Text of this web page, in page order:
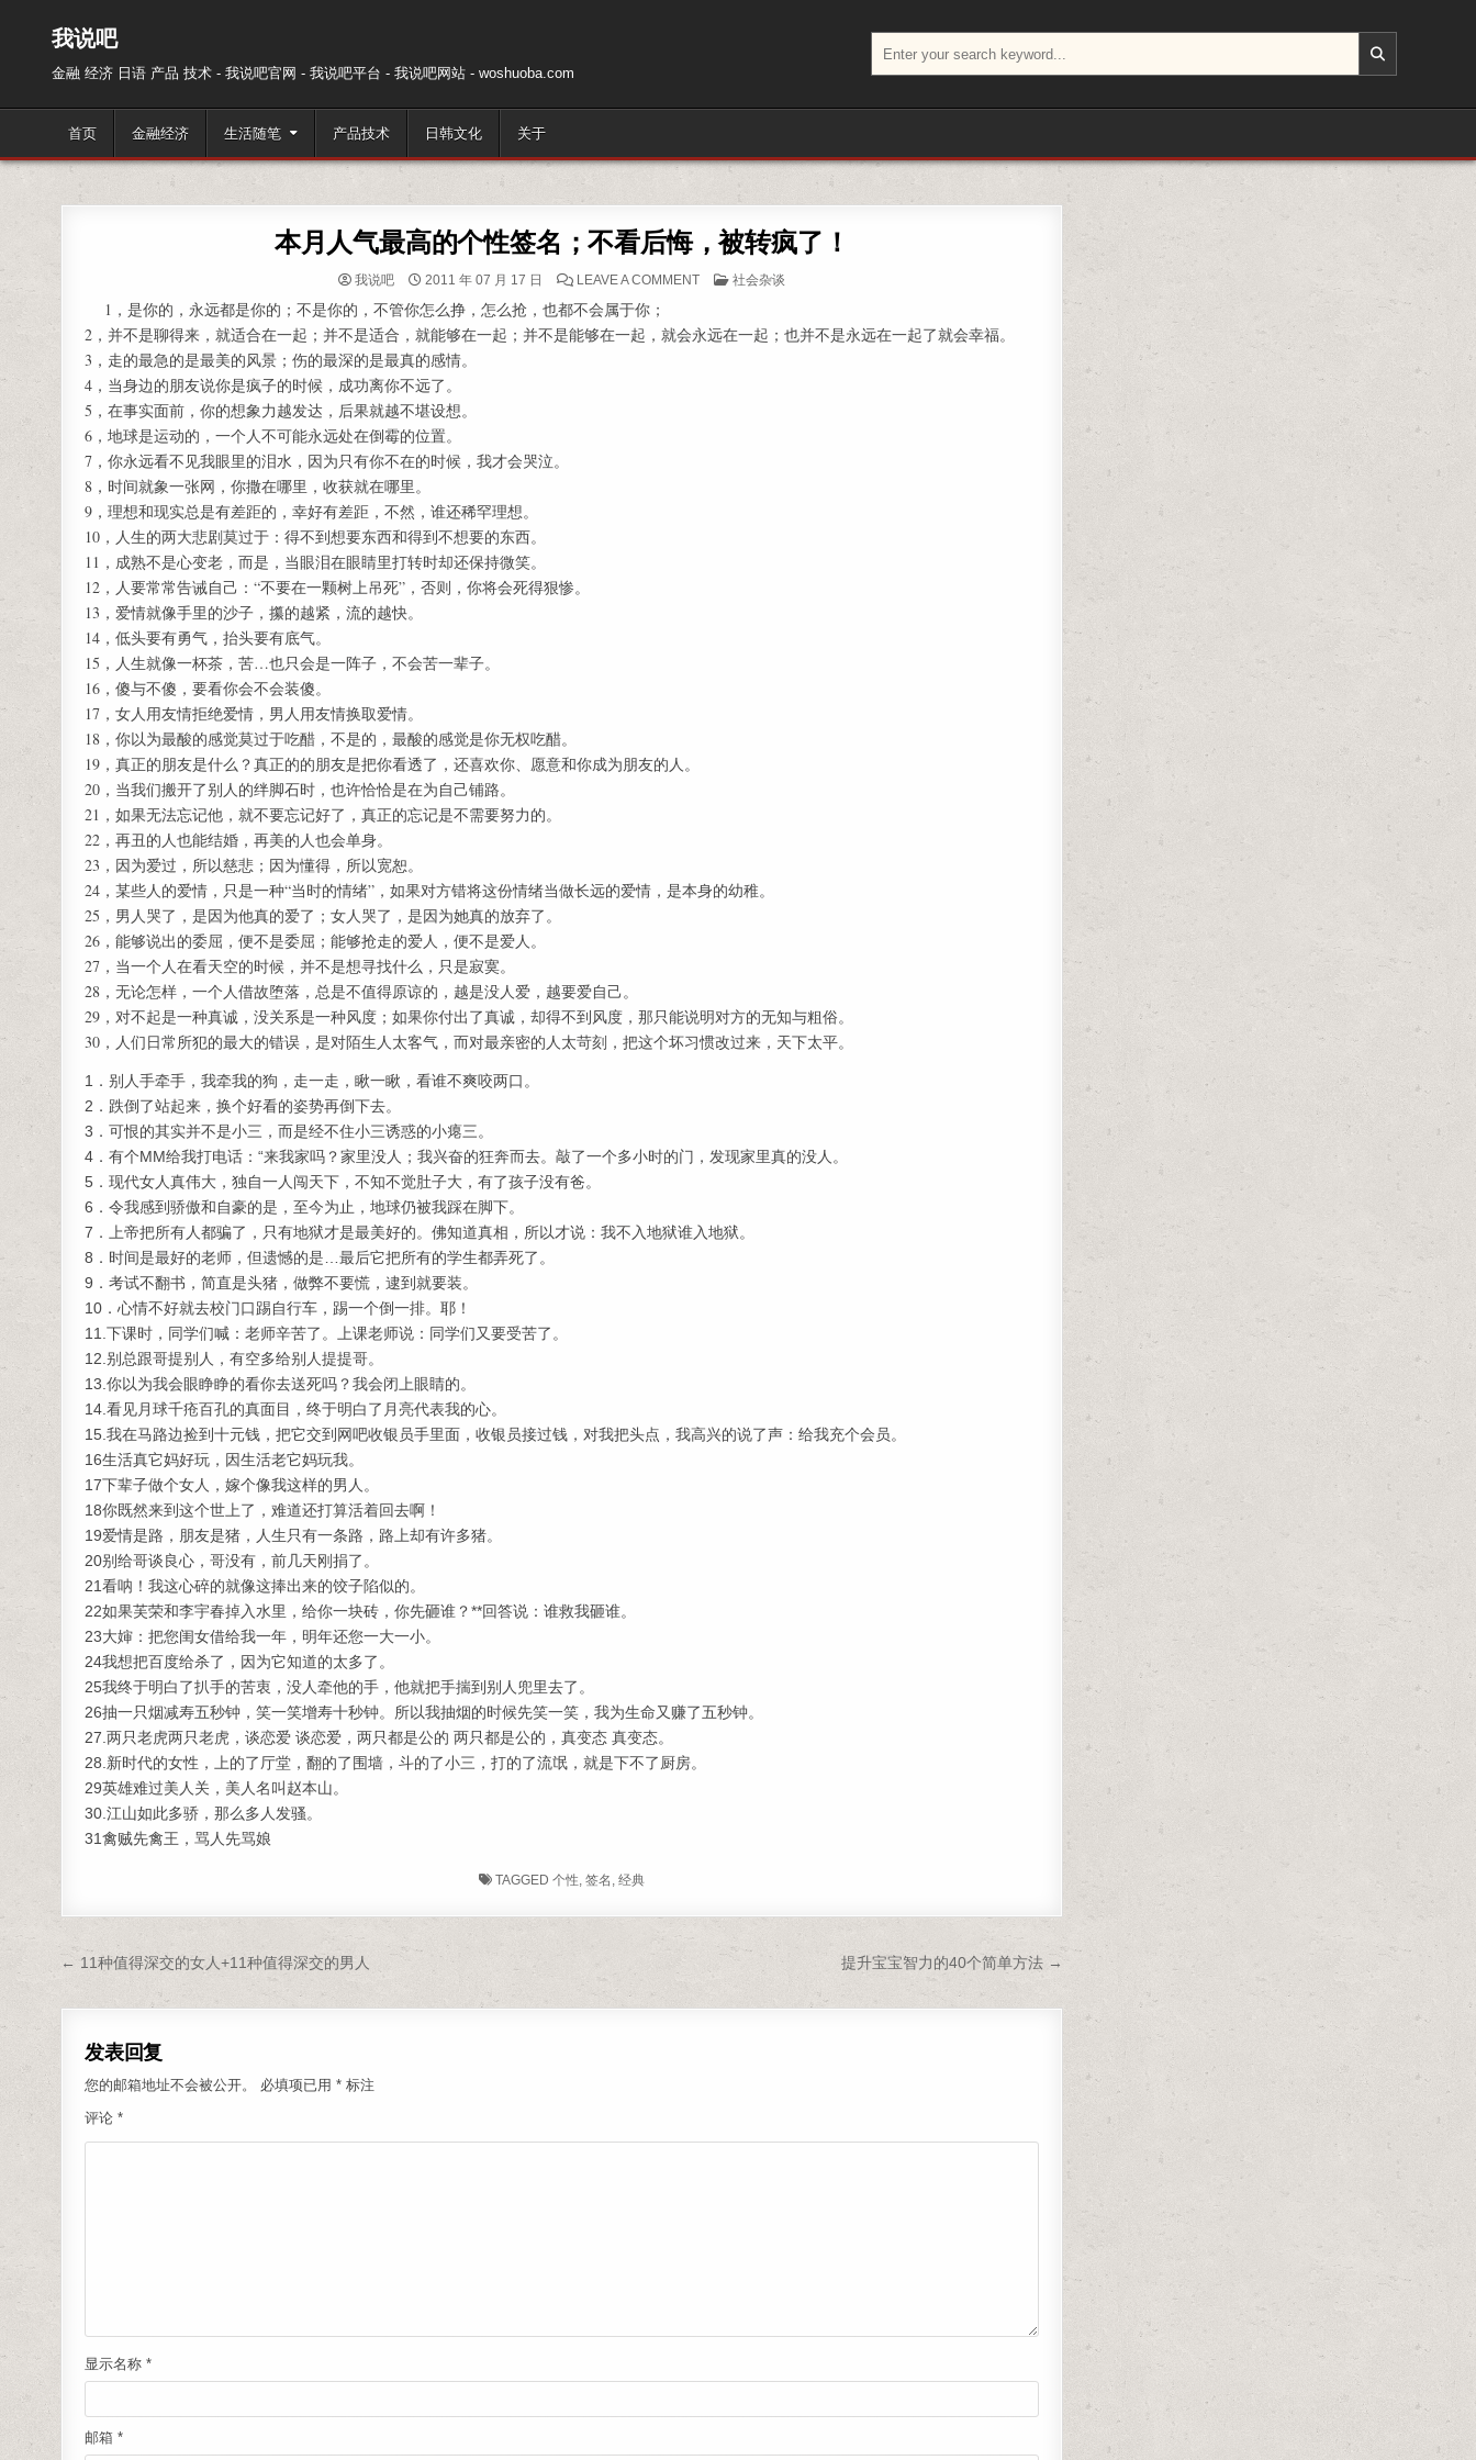
我说吧
金融 经济 日语 产品 技术 - 我说吧官网 - 我说吧平台 - 我说吧网站 - woshuoba.com
首页 金融经济 生活随笔 产品技术 日韩文化 关于
本月人气最高的个性签名；不看后悔，被转疯了！
我说吧 2011 年 07 月 17 日 LEAVE A COMMENTON 本月人气最高的个性签名；不看后悔，被转疯了！
POSTED IN
社会杂谈
1，是你的，永远都是你的；不是你的，不管你怎么挣，怎么抢，也都不会属于你；
2，并不是聊得来，就适合在一起；并不是适合，就能够在一起；并不是能够在一起，就会永远在一起；也并不是永远在一起了就会幸福。
3，走的最急的是最美的风景；伤的最深的是最真的感情。
4，当身边的朋友说你是疯子的时候，成功离你不远了。
5，在事实面前，你的想象力越发达，后果就越不堪设想。
6，地球是运动的，一个人不可能永远处在倒霉的位置。
7，你永远看不见我眼里的泪水，因为只有你不在的时候，我才会哭泣。
8，时间就象一张网，你撒在哪里，收获就在哪里。
9，理想和现实总是有差距的，幸好有差距，不然，谁还稀罕理想。
10，人生的两大悲剧莫过于：得不到想要东西和得到不想要的东西。
11，成熟不是心变老，而是，当眼泪在眼睛里打转时却还保持微笑。
12，人要常常告诫自己：“不要在一颗树上吊死”，否则，你将会死得狠惨。
13，爱情就像手里的沙子，攥的越紧，流的越快。
14，低头要有勇气，抬头要有底气。
15，人生就像一杯茶，苦…也只会是一阵子，不会苦一辈子。
16，傻与不傻，要看你会不会装傻。
17，女人用友情拒绝爱情，男人用友情换取爱情。
18，你以为最酸的感觉莫过于吃醋，不是的，最酸的感觉是你无权吃醋。
19，真正的朋友是什么？真正的的朋友是把你看透了，还喜欢你、愿意和你成为朋友的人。
20，当我们搬开了别人的绊脚石时，也许恰恰是在为自己铺路。
21，如果无法忘记他，就不要忘记好了，真正的忘记是不需要努力的。
22，再丑的人也能结婚，再美的人也会单身。
23，因为爱过，所以慈悲；因为懂得，所以宽恕。
24，某些人的爱情，只是一种“当时的情绪”，如果对方错将这份情绪当做长远的爱情，是本身的幼稚。
25，男人哭了，是因为他真的爱了；女人哭了，是因为她真的放弃了。
26，能够说出的委屈，便不是委屈；能够抢走的爱人，便不是爱人。
27，当一个人在看天空的时候，并不是想寻找什么，只是寂寞。
28，无论怎样，一个人借故堕落，总是不值得原谅的，越是没人爱，越要爱自己。
29，对不起是一种真诚，没关系是一种风度；如果你付出了真诚，却得不到风度，那只能说明对方的无知与粗俗。
30，人们日常所犯的最大的错误，是对陌生人太客气，而对最亲密的人太苛刻，把这个坏习惯改过来，天下太平。
1．别人手牵手，我牵我的狗，走一走，瞅一瞅，看谁不爽咬两口。
2．跌倒了站起来，换个好看的姿势再倒下去。
3．可恨的其实并不是小三，而是经不住小三诱惑的小瘪三。
4．有个MM给我打电话：“来我家吗？家里没人；我兴奋的狂奔而去。敲了一个多小时的门，发现家里真的没人。
5．现代女人真伟大，独自一人闯天下，不知不觉肚子大，有了孩子没有爸。
6．令我感到骄傲和自豪的是，至今为止，地球仍被我踩在脚下。
7．上帝把所有人都骗了，只有地狱才是最美好的。佛知道真相，所以才说：我不入地狱谁入地狱。
8．时间是最好的老师，但遗憾的是…最后它把所有的学生都弄死了。
9．考试不翻书，简直是头猪，做弊不要慌，逮到就要装。
10．心情不好就去校门口踢自行车，踢一个倒一排。耶！
11.下课时，同学们喊：老师辛苦了。上课老师说：同学们又要受苦了。
12.别总跟哥提别人，有空多给别人提提哥。
13.你以为我会眼睁睁的看你去送死吗？我会闭上眼睛的。
14.看见月球千疮百孔的真面目，终于明白了月亮代表我的心。
15.我在马路边捡到十元钱，把它交到网吧收银员手里面，收银员接过钱，对我把头点，我高兴的说了声：给我充个会员。
16生活真它妈好玩，因生活老它妈玩我。
17下辈子做个女人，嫁个像我这样的男人。
18你既然来到这个世上了，难道还打算活着回去啊！
19爱情是路，朋友是猪，人生只有一条路，路上却有许多猪。
20别给哥谈良心，哥没有，前几天刚捐了。
21看呐！我这心碎的就像这捧出来的饺子陷似的。
22如果芙荣和李宇春掉入水里，给你一块砖，你先砸谁？**回答说：谁救我砸谁。
23大婶：把您闺女借给我一年，明年还您一大一小。
24我想把百度给杀了，因为它知道的太多了。
25我终于明白了扒手的苦衷，没人牵他的手，他就把手揣到别人兜里去了。
26抽一只烟减寿五秒钟，笑一笑增寿十秒钟。所以我抽烟的时候先笑一笑，我为生命又赚了五秒钟。
27.两只老虎两只老虎，谈恋爱 谈恋爱，两只都是公的 两只都是公的，真变态 真变态。
28.新时代的女性，上的了厅堂，翻的了围墙，斗的了小三，打的了流氓，就是下不了厨房。
29英雄难过美人关，美人名叫赵本山。
30.江山如此多骄，那么多人发骚。
31禽贼先禽王，骂人先骂娘
TAGGED个性,签名 ,经典
文章导航 提升宝宝智力的40个简单方法 →
← 11种值得深交的女人+11种值得深交的男人
发表回复
您的邮箱地址不会被公开。 必填项已用* 标注
评论*
显示名称*
邮箱*